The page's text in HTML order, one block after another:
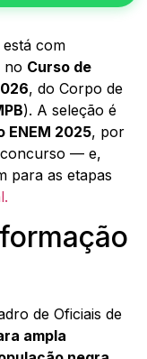
está com
no Curso de
, do Corpo de
). A seleção é
ENEM 2025, por
concurso — e,
para as etapas
de Oficiais de
ampla